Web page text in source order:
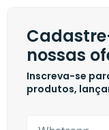
nossas
Inscreva-se
produtos,